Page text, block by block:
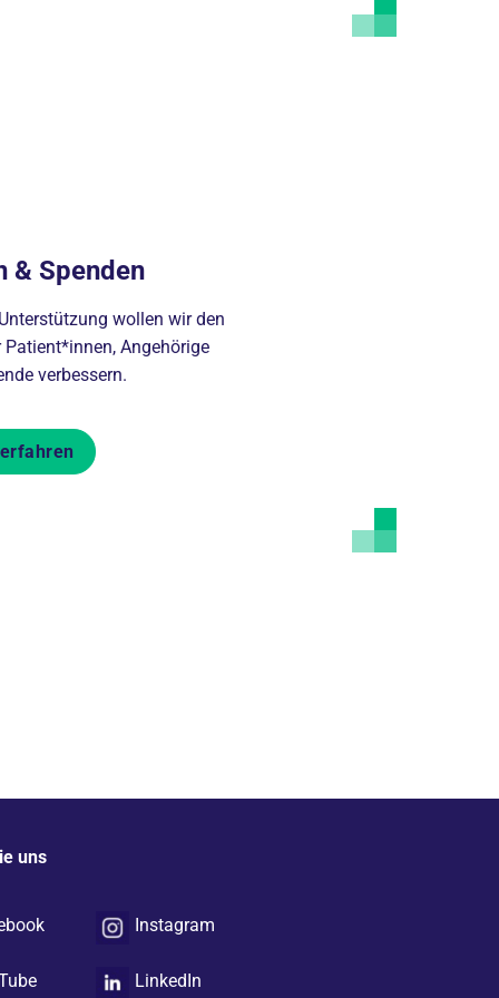
& Spenden
wollen wir den
Angehörige
verbessern.
uns
Instagram
LinkedIn